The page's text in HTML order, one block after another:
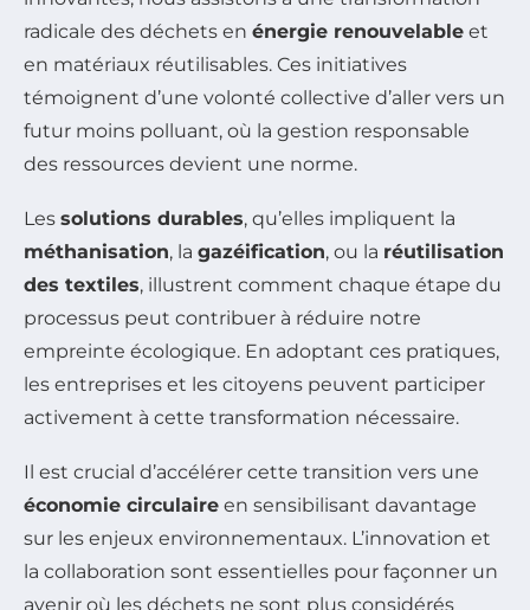
radicale des déchets en énergie renouvelable et
en matériaux réutilisables. Ces initiatives
témoignent d’une volonté collective d’aller vers un
futur moins polluant, où la gestion responsable
des ressources devient une norme.
Les solutions durables, qu’elles impliquent la
méthanisation, la gazéification, ou la réutilisation
des textiles, illustrent comment chaque étape du
processus peut contribuer à réduire notre
empreinte écologique. En adoptant ces pratiques,
les entreprises et les citoyens peuvent participer
activement à cette transformation nécessaire.
Il est crucial d’accélérer cette transition vers une
économie circulaire en sensibilisant davantage
sur les enjeux environnementaux. L’innovation et
la collaboration sont essentielles pour façonner un
avenir où les déchets ne sont plus considérés